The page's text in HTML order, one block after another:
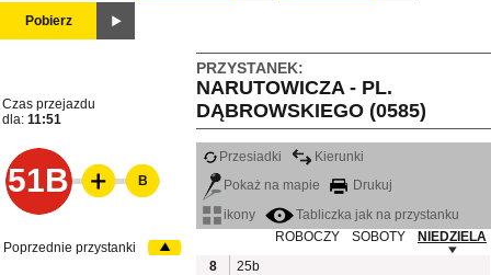
Pobierz
PRZYSTANEK:
NARUTOWICZA - PL.
DĄBROWSKIEGO (0585)
Czas przejazdu
dla: 11:51
51B
Przesiadki
Kierunki
Pokaż na mapie
Drukuj
ikony
Tabliczka jak na przystanku
ROBOCZY
SOBOTY
NIEDZIELA
8
25b
B
Poprzednie przystanki